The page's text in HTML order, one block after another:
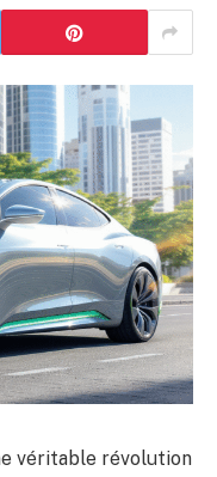
véritable révolution